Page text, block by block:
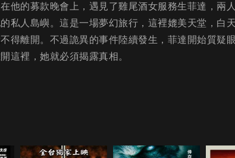
他的募款晚會上，遇見了雞尾酒女服務生菲達，兩
私人島嶼。這是一場夢幻旅行，這裡媲美天堂，白
得離開。不過詭異的事件陸續發生，菲達開始質疑
這裡，她就必須揭露真相。